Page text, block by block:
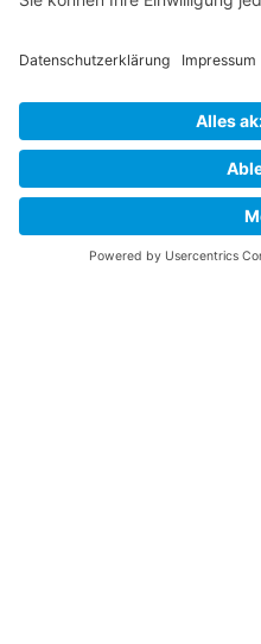
UNTERSTÜTZEN
Gefällt Ihnen diese
Fortress? Ich könnte
zu finden, die Sie
freuen, wenn Sie meine
Meunterstützen!